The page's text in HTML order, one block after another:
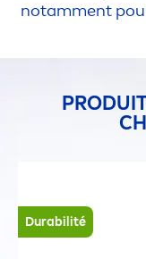
notamment
Durabilité